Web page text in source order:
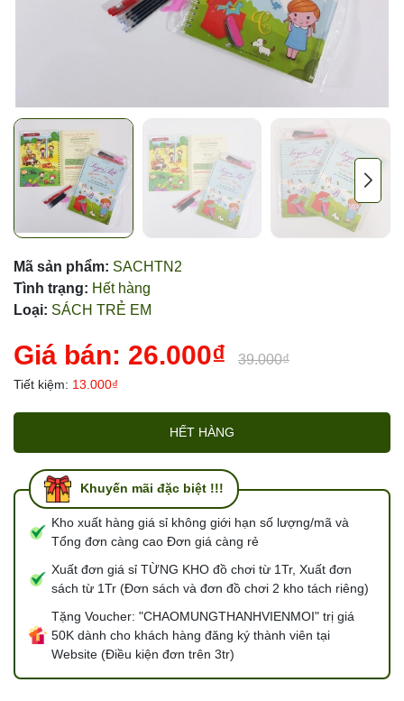
Mã sản phẩm: SACHTN2
Tình trạng: Hết hàng
Loại: SÁCH TRẺ EM
Giá bán: 26.000₫ 39.000₫
Tiết kiệm: 13.000₫
HẾT HÀNG
Khuyến mãi đặc biệt !!!
Kho xuất hàng giá sỉ không giới hạn số lượng/mã và
Tổng đơn càng cao Đơn giá càng rẻ
Xuất đơn giá sỉ TỪNG KHO đồ chơi từ 1Tr, Xuất đơn
sách từ 1Tr (Đơn sách và đơn đồ chơi 2 kho tách riêng)
Tặng Voucher: "CHAOMUNGTHANHVIENMOI" trị giá
50K dành cho khách hàng đăng ký thành viên tại
Website (Điều kiện đơn trên 3tr)